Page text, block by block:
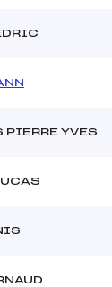
PIERRE YVES